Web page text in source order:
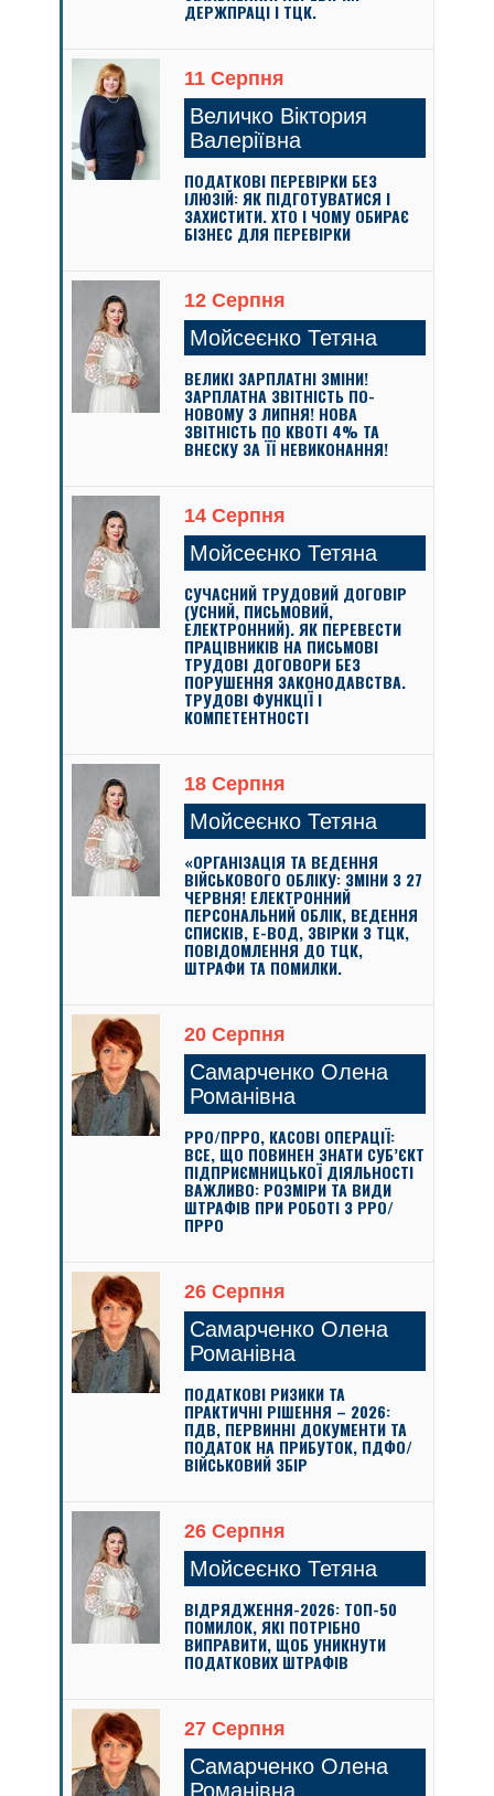
ДЕРЖПРАЦІ І ТЦК.
11 Серпня
Величко Віктория
Валеріївна
ПОДАТКОВІ ПЕРЕВІРКИ БЕЗ
ІЛЮЗІЙ: ЯК ПІДГОТУВАТИСЯ І
ЗАХИСТИТИ. ХТО І ЧОМУ ОБИРАЄ
БІЗНЕС ДЛЯ ПЕРЕВІРКИ
12 Серпня
Мойсеєнко Тетяна
ВЕЛИКІ ЗАРПЛАТНІ ЗМІНИ!
ЗАРПЛАТНА ЗВІТНІСТЬ ПО-
НОВОМУ З ЛИПНЯ! НОВА
ЗВІТНІСТЬ ПО КВОТІ 4% ТА
ВНЕСКУ ЗА ЇЇ НЕВИКОНАННЯ!
14 Серпня
Мойсеєнко Тетяна
СУЧАСНИЙ ТРУДОВИЙ ДОГОВІР
(УСНИЙ, ПИСЬМОВИЙ,
ЕЛЕКТРОННИЙ). ЯК ПЕРЕВЕСТИ
ПРАЦІВНИКІВ НА ПИСЬМОВІ
ТРУДОВІ ДОГОВОРИ БЕЗ
ПОРУШЕННЯ ЗАКОНОДАВСТВА.
ТРУДОВІ ФУНКЦІЇ І
КОМПЕТЕНТНОСТІ
18 Серпня
Мойсеєнко Тетяна
«ОРГАНІЗАЦІЯ ТА ВЕДЕННЯ
ВІЙСЬКОВОГО ОБЛІКУ: ЗМІНИ З 27
ЧЕРВНЯ! ЕЛЕКТРОННИЙ
ПЕРСОНАЛЬНИЙ ОБЛІК, ВЕДЕННЯ
СПИСКІВ, Е-ВОД, ЗВІРКИ З ТЦК,
ПОВІДОМЛЕННЯ ДО ТЦК,
ШТРАФИ ТА ПОМИЛКИ.
20 Серпня
Самарченко Олена
Романівна
РРО/ПРРО, КАСОВІ ОПЕРАЦІЇ:
ВСЕ, ЩО ПОВИНЕН ЗНАТИ СУБ’ЄКТ
ПІДПРИЄМНИЦЬКОЇ ДІЯЛЬНОСТІ
ВАЖЛИВО: РОЗМІРИ ТА ВИДИ
ШТРАФІВ ПРИ РОБОТІ З РРО/
ПРРО
26 Серпня
Самарченко Олена
Романівна
ПОДАТКОВІ РИЗИКИ ТА
ПРАКТИЧНІ РІШЕННЯ – 2026:
ПДВ, ПЕРВИННІ ДОКУМЕНТИ ТА
ПОДАТОК НА ПРИБУТОК, ПДФО/
ВІЙСЬКОВИЙ ЗБІР
26 Серпня
Мойсеєнко Тетяна
ВІДРЯДЖЕННЯ-2026: ТОП-50
ПОМИЛОК, ЯКІ ПОТРІБНО
ВИПРАВИТИ, ЩОБ УНИКНУТИ
ПОДАТКОВИХ ШТРАФІВ
27 Серпня
Самарченко Олена
Романівна